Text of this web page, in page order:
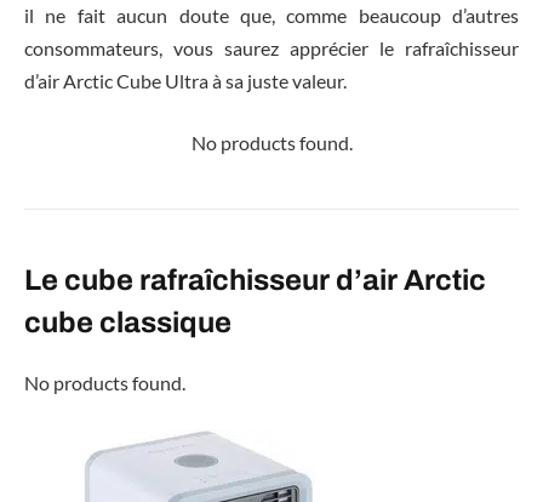
il ne fait aucun doute que, comme beaucoup d’autres
consommateurs, vous saurez apprécier le rafraîchisseur
d’air Arctic Cube Ultra à sa juste valeur.
No products found.
Le cube rafraîchisseur d’air Arctic
cube classique
No products found.